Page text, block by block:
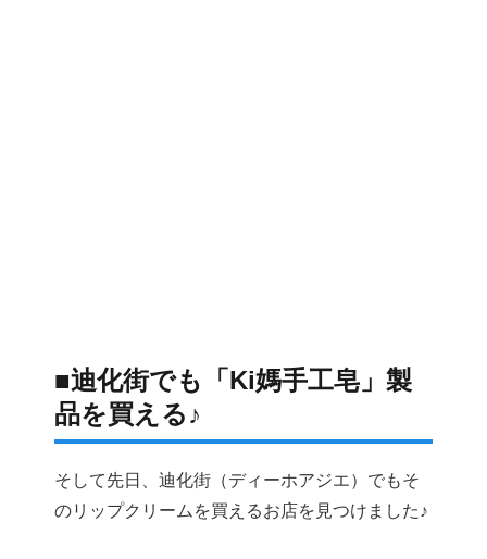
■迪化街でも「Ki媽手工皂」製
品を買える♪
そして先日、迪化街（ディーホアジエ）でもそ
のリップクリームを買えるお店を見つけました♪